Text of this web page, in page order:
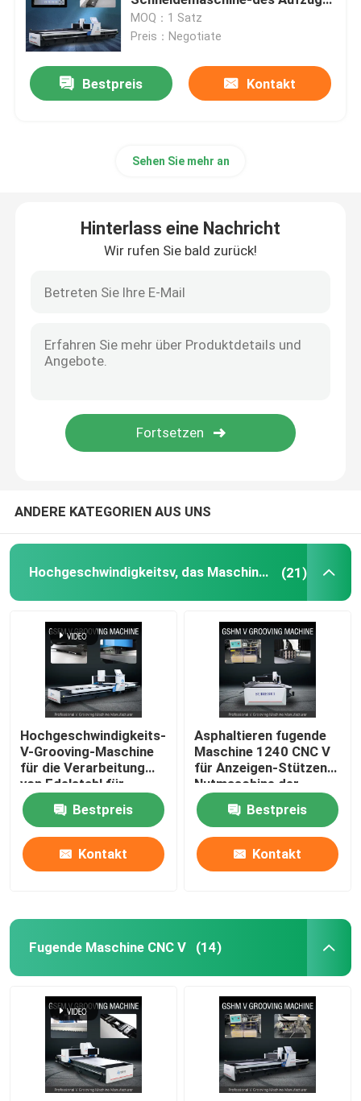
Blech, das Maschine fugt
V-Groover-Maschine
v-Nutschneidemaschine
Cnc-Blatt-Trennschneider
Schneidemaschine CNC V
V-Nut-Maschine für Metall
V für Blech
MOQ：1 Satz
Preis：Negotiate
Bestpreis Kontakt
Sehen Sie mehr an
Hinterlass eine Nachricht
Wir rufen Sie bald zurück!
ANDERE KATEGORIEN AUS UNS
Hochgeschwindigkeitsv, das Maschine fugt (21)
Hochgeschwindigkeits-
V-Grooving-Maschine
für die Verarbeitung
von Edelstahl für
Wohnkultur
Bestpreis
Kontakt
Asphaltieren fugende
Maschine 1240 CNC V
für Anzeigen-Stützen
Nutmaschine der
Möbel-V
Bestpreis
Kontakt
Fugende Maschine CNC V (14)